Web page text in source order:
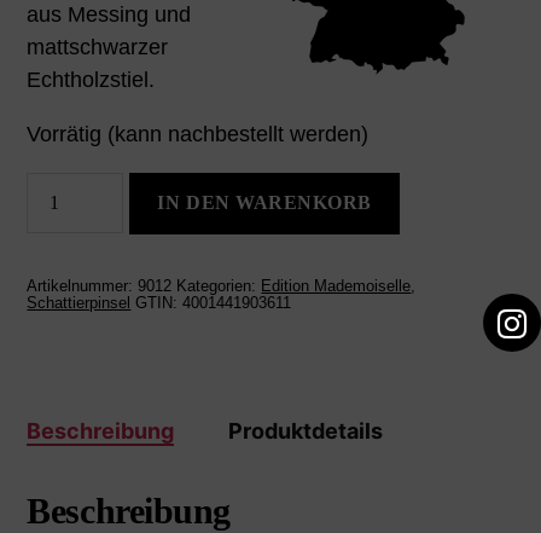
aus Messing und
mattschwarzer
Echtholzstiel.
Vorrätig (kann nachbestellt werden)
IN DEN WARENKORB
Artikelnummer:9012 Kategorien: Edition Mademoiselle,
Schattierpinsel GTIN:4001441903611
Beschreibung Produktdetails
Beschreibung